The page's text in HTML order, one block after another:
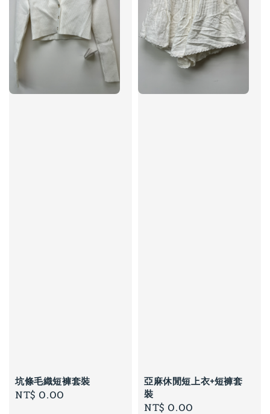
坑條毛織短褲套裝
Regular
NT$ 0.00
亞麻休閒短上衣+短褲套
裝
Regular
NT$ 0.00